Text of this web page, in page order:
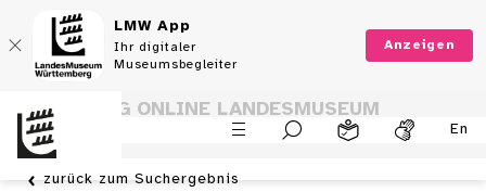
LMW App
Ihr digitaler
Museumsbegleiter
Anzeigen
En
SAMMLUNG ONLINE LANDESMUSEUM
WÜRTTEMBERG
zurück zum Suchergebnis